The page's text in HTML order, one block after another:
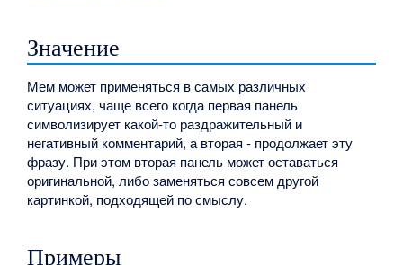
Значение
Мем может применяться в самых различных
ситуациях, чаще всего когда первая панель
символизирует какой-то раздражительный и
негативный комментарий, а вторая - продолжает эту
фразу. При этом вторая панель может оставаться
оригинальной, либо заменяться совсем другой
картинкой, подходящей по смыслу.
Примеры